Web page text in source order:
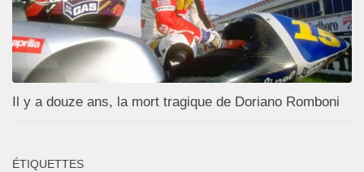
Il y a douze ans, la mort tragique de Doriano Romboni
ÉTIQUETTES